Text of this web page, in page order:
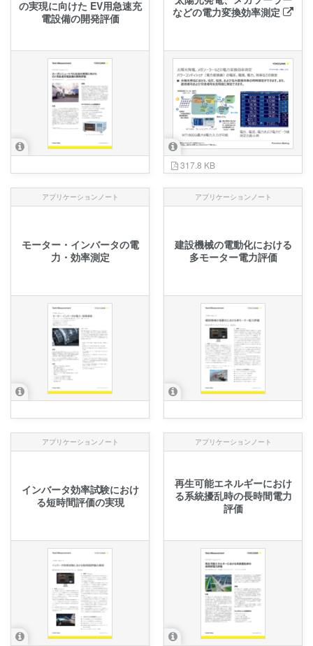
の実現に向けた EV用急速充
電設備の開発評価
などの電力変換効率測定
317.8 KB
アプリケーションノート
モーター・インバータの電
力・効率測定
アプリケーションノート
建設機械の電動化における
多モーター電⼒評価
アプリケーションノート
インバータ効率試験におけ
る短時間評価の実現
アプリケーションノート
再生可能エネルギーにおけ
る系統擾乱時の長時間電力
評価